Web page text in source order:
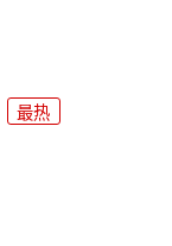
最热